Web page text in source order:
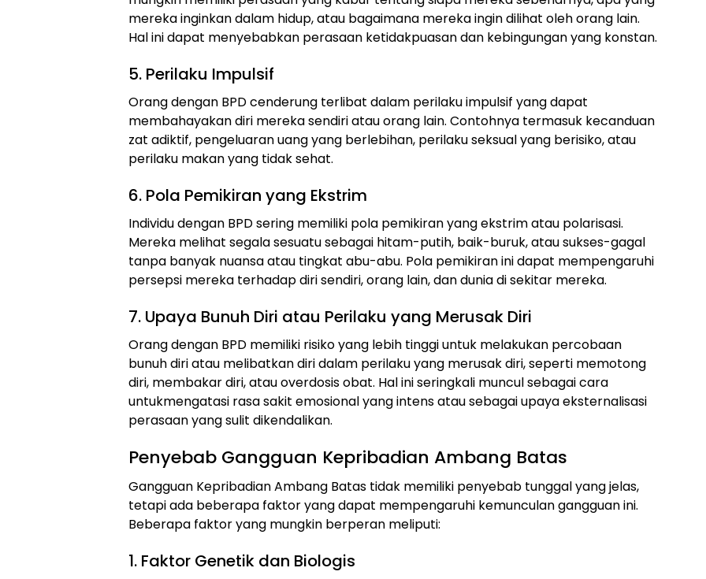
mereka inginkan dalam hidup, atau bagaimana mereka ingin dilihat oleh orang lain.
Hal ini dapat menyebabkan perasaan ketidakpuasan dan kebingungan yang konstan.
5. Perilaku Impulsif
Orang dengan BPD cenderung terlibat dalam perilaku impulsif yang dapat
membahayakan diri mereka sendiri atau orang lain. Contohnya termasuk kecanduan
zat adiktif, pengeluaran uang yang berlebihan, perilaku seksual yang berisiko, atau
perilaku makan yang tidak sehat.
6. Pola Pemikiran yang Ekstrim
Individu dengan BPD sering memiliki pola pemikiran yang ekstrim atau polarisasi.
Mereka melihat segala sesuatu sebagai hitam-putih, baik-buruk, atau sukses-gagal
tanpa banyak nuansa atau tingkat abu-abu. Pola pemikiran ini dapat mempengaruhi
persepsi mereka terhadap diri sendiri, orang lain, dan dunia di sekitar mereka.
7. Upaya Bunuh Diri atau Perilaku yang Merusak Diri
Orang dengan BPD memiliki risiko yang lebih tinggi untuk melakukan percobaan
bunuh diri atau melibatkan diri dalam perilaku yang merusak diri, seperti memotong
diri, membakar diri, atau overdosis obat. Hal ini seringkali muncul sebagai cara
untukmengatasi rasa sakit emosional yang intens atau sebagai upaya eksternalisasi
perasaan yang sulit dikendalikan.
Penyebab Gangguan Kepribadian Ambang Batas
Gangguan Kepribadian Ambang Batas tidak memiliki penyebab tunggal yang jelas,
tetapi ada beberapa faktor yang dapat mempengaruhi kemunculan gangguan ini.
Beberapa faktor yang mungkin berperan meliputi:
1. Faktor Genetik dan Biologis